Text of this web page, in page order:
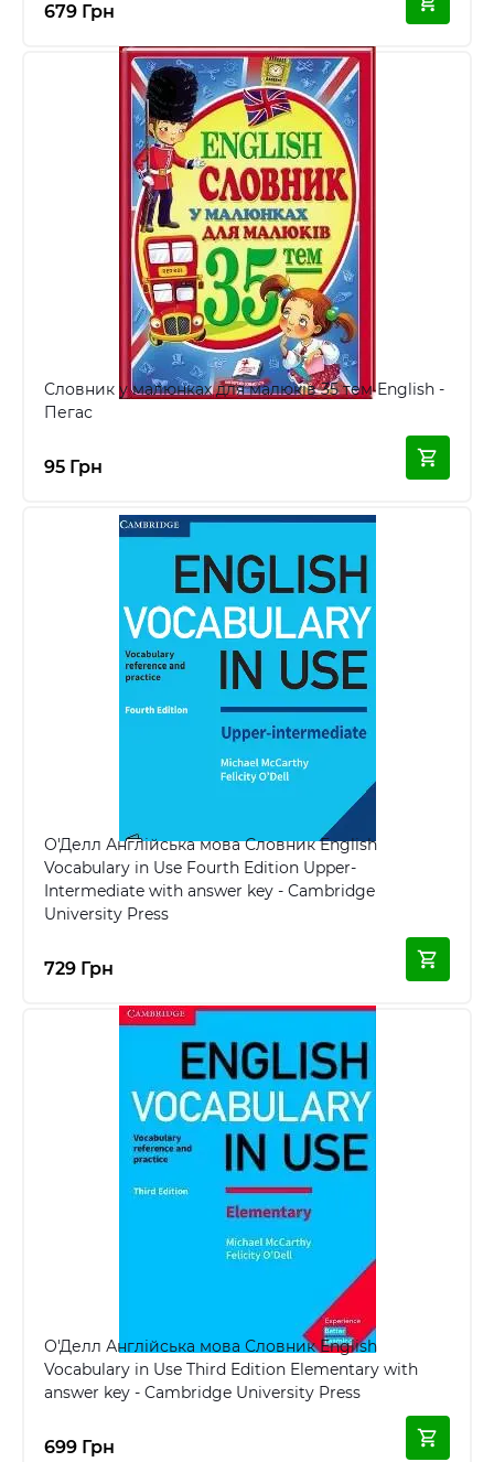
679 Грн
Словник у малюнках для малюків 35 тем English -
Пегас
95 Грн
О'Делл Англійська мова Словник English
Vocabulary in Use Fourth Edition Upper-
Intermediate with answer key - Cambridge
University Press
729 Грн
О'Делл Англійська мова Словник English
Vocabulary in Use Third Edition Elementary with
answer key - Cambridge University Press
699 Грн